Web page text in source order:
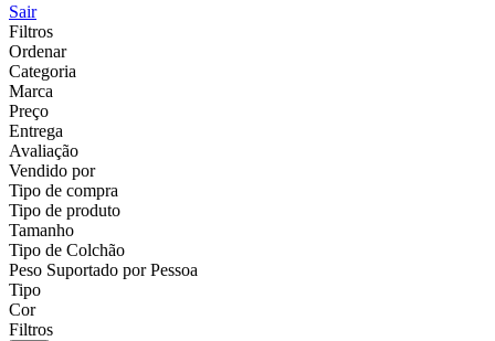
Sair
Filtros
Ordenar
Categoria
Marca
Preço
Entrega
Avaliação
Vendido por
Tipo de compra
Tipo de produto
Tamanho
Tipo de Colchão
Peso Suportado por Pessoa
Tipo
Cor
Filtros